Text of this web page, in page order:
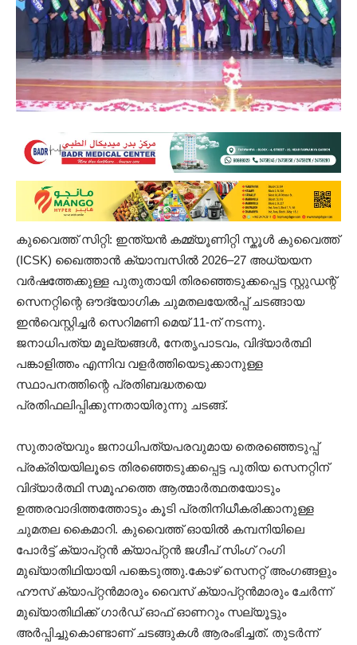
കുവൈത്ത് സിറ്റി: ഇന്ത്യൻ കമ്മ്യൂണിറ്റി സ്കൂൾ കുവൈത്ത്
(ICSK) ഖൈത്താൻ ക്യാമ്പസിൽ 2026–27 അധ്യയന
വർഷത്തേക്കുള്ള പുതുതായി തിരഞ്ഞെടുക്കപ്പെട്ട സ്റ്റുഡന്റ്
സെനറ്റിന്റെ ഔദ്യോഗിക ചുമതലയേൽപ്പ് ചടങ്ങായ
ഇൻവെസ്റ്റിച്ചർ സെറിമണി മെയ് 11-ന് നടന്നു.
ജനാധിപത്യ മൂല്യങ്ങൾ, നേതൃപാടവം, വിദ്യാർത്ഥി
പങ്കാളിത്തം എന്നിവ വളർത്തിയെടുക്കാനുള്ള
സ്ഥാപനത്തിന്റെ പ്രതിബദ്ധതയെ
പ്രതിഫലിപ്പിക്കുന്നതായിരുന്നു ചടങ്ങ്.
സുതാര്യവും ജനാധിപത്യപരവുമായ തെരഞ്ഞെടുപ്പ്
പ്രക്രിയയിലൂടെ തിരഞ്ഞെടുക്കപ്പെട്ട പുതിയ സെനറ്റിന്
വിദ്യാർത്ഥി സമൂഹത്തെ ആത്മാർത്ഥതയോടും
ഉത്തരവാദിത്തത്തോടും കൂടി പ്രതിനിധീകരിക്കാനുള്ള
ചുമതല കൈമാറി. കുവൈത്ത് ഓയിൽ കമ്പനിയിലെ
പോർട്ട് ക്യാപ്റ്റൻ ക്യാപ്റ്റൻ ജഗ്ദീപ് സിംഗ് റംഗി
മുഖ്യാതിഥിയായി പങ്കെടുത്തു.കോഴ് സെനറ്റ് അംഗങ്ങളും
ഹൗസ് ക്യാപ്റ്റൻമാരും വൈസ് ക്യാപ്റ്റൻമാരും ചേർന്ന്
മുഖ്യാതിഥിക്ക് ഗാർഡ് ഓഫ് ഓണറും സല്യൂട്ടും
അർപ്പിച്ചുകൊണ്ടാണ് ചടങ്ങുകൾ ആരംഭിച്ചത്. തുടർന്ന്